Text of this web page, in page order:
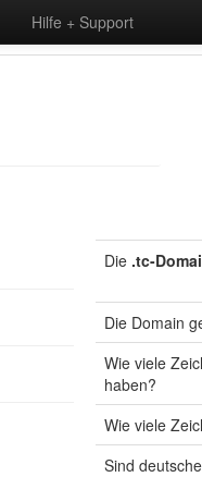
Hilfe + Support
Die .tc-
Die Domain
Wie viele
haben?
Wie viele
Sind